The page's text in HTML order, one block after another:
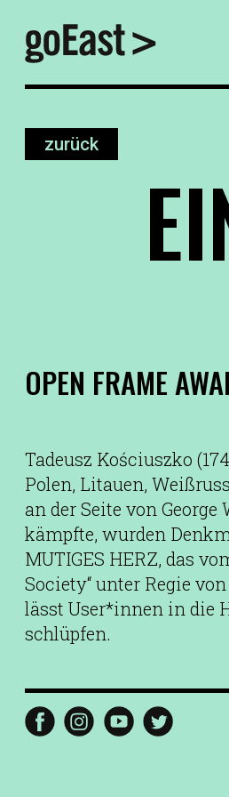
zurück
OPEN FRAME
Tadeusz Kościuszko
Polen, Litauen,
an der Seite von
kämpfte, wurden
MUTIGES HERZ, das
Society“ unter Regie
lässt User*innen in die
schlüpfen.